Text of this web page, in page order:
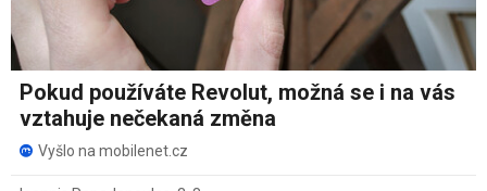
Pokud používáte Revolut, možná se i na vás
vztahuje nečekaná změna
Vyšlo na mobilenet.cz